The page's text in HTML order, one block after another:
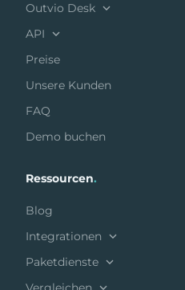
Outvio Desk
API
Preise
Unsere Kunden
FAQ
Demo buchen
Ressourcen.
Blog
Integrationen
Paketdienste